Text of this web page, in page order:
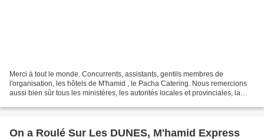
Merci à tout le monde. Concurrents, assistants, gentils membres de
l'organisation, les hôtels de M'hamid , le Pacha Catering. Nous remercions
aussi bien sûr tous les ministères, les autorités locales et provinciales, la
On a Roulé Sur Les DUNES, M'hamid Express